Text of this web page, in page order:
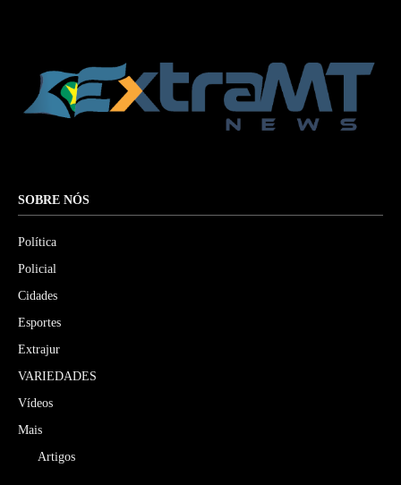
SOBRE NÓS
Política
Policial
Cidades
Esportes
Extrajur
VARIEDADES
Vídeos
Mais
Artigos